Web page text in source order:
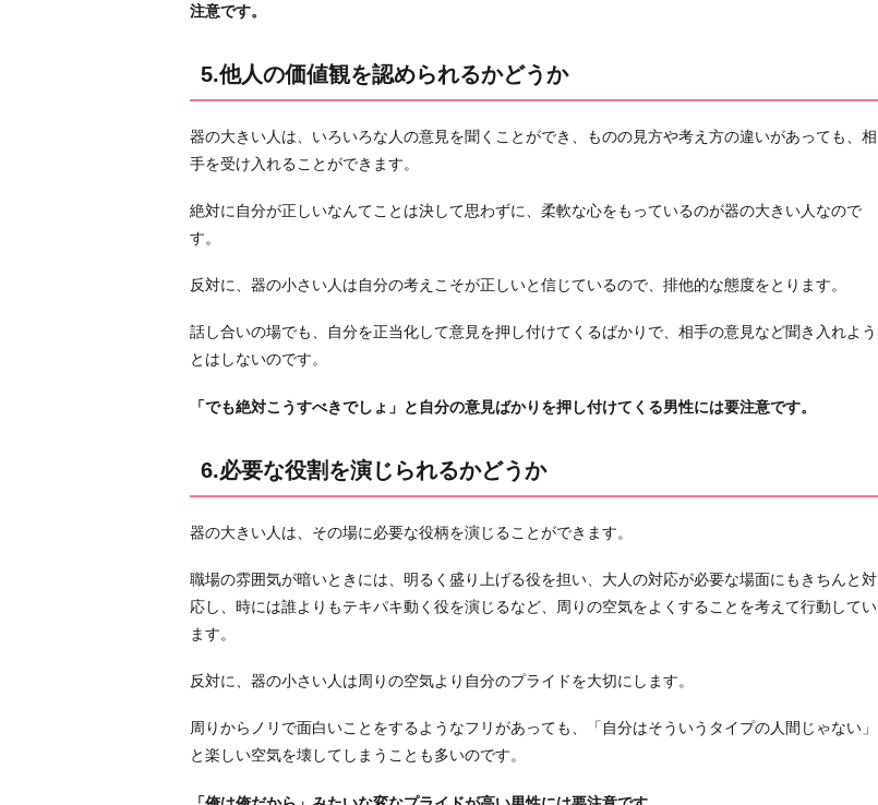
価
観
を
認
め
れ
ど
か
必
な
役
を
る
ど
う
注意です。
5.他人の価値観を認められるかどうか
器の大きい人は、いろいろな人の意見を聞くことができ、ものの見方や考え方の違いがあっても、相
手を受け入れることができます。
絶対に自分が正しいなんてことは決して思わずに、柔軟な心をもっているのが器の大きい人なので
す。
反対に、器の小さい人は自分の考えこそが正しいと信じているので、排他的な態度をとります。
話し合いの場でも、自分を正当化して意見を押し付けてくるばかりで、相手の意見など聞き入れよう
とはしないのです。
「でも絶対こうすべきでしょ」と自分の意見ばかりを押し付けてくる男性には要注意です。
6.必要な役割を演じられるかどうか
器の大きい人は、その場に必要な役柄を演じることができます。
職場の雰囲気が暗いときには、明るく盛り上げる役を担い、大人の対応が必要な場面にもきちんと対
応し、時には誰よりもテキパキ動く役を演じるなど、周りの空気をよくすることを考えて行動してい
ます。
反対に、器の小さい人は周りの空気より自分のプライドを大切にします。
周りからノリで面白いことをするようなフリがあっても、「自分はそういうタイプの人間じゃない」
と楽しい空気を壊してしまうことも多いのです。